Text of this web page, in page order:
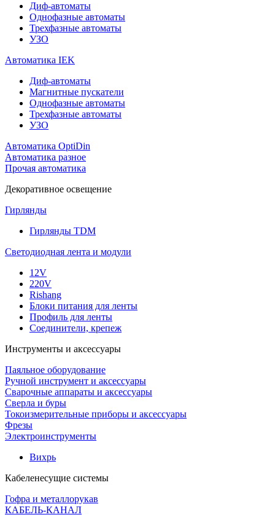
Диф-автоматы
Однофазные автоматы
Трехфазные автоматы
УЗО
Автоматика IEK
Диф-автоматы
Магнитные пускатели
Однофазные автоматы
Трехфазные автоматы
УЗО
Автоматика OptiDin
Автоматика разное
Прочая автоматика
Декоративное освещение
Гирлянды
Гирлянды TDM
Светодиодная лента и модули
12V
220V
Rishang
Блоки питания для ленты
Профиль для ленты
Соединители, крепеж
Инструменты и аксессуары
Паяльное оборудование
Ручной инструмент и аксессуары
Сварочные аппараты и аксессуары
Сверла и буры
Токоизмерительные приборы и аксессуары
Фрезы
Электроинструменты
Вихрь
Кабеленесущие системы
Гофра и металлорукав
КАБЕЛЬ-КАНАЛ